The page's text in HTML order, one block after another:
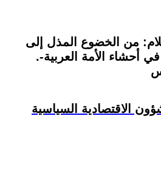
من الخضوع المذل إلى
أحشاء الأمة العربية-.
الاقتصادية السياسية